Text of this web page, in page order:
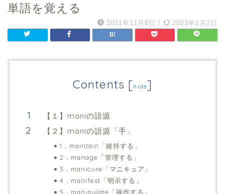
単語を覚える
2021年11月8日 / 2023年2月2日
Contents [hide]
【１】maniの語源
【２】maniの語源「手」
1．maintain「維持する」
2．manage「管理する」
3．manicure「マニキュア」
4．manifest「明示する」
5．manipulate「操作する」